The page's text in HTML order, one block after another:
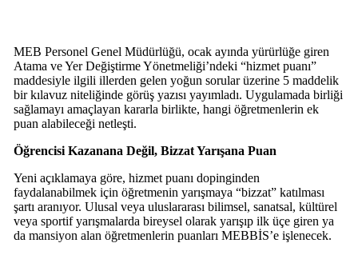
MEB Personel Genel Müdürlüğü, ocak ayında yürürlüğe giren
Atama ve Yer Değiştirme Yönetmeliği’ndeki “hizmet puanı”
maddesiyle ilgili illerden gelen yoğun sorular üzerine 5 maddelik
bir kılavuz niteliğinde görüş yazısı yayımladı. Uygulamada birliği
sağlamayı amaçlayan kararla birlikte, hangi öğretmenlerin ek
puan alabileceği netleşti.
Öğrencisi Kazanana Değil, Bizzat Yarışana Puan
Yeni açıklamaya göre, hizmet puanı dopinginden
faydalanabilmek için öğretmenin yarışmaya “bizzat” katılması
şartı aranıyor. Ulusal veya uluslararası bilimsel, sanatsal, kültürel
veya sportif yarışmalarda bireysel olarak yarışıp ilk üçe giren ya
da mansiyon alan öğretmenlerin puanları MEBBİS’e işlenecek.